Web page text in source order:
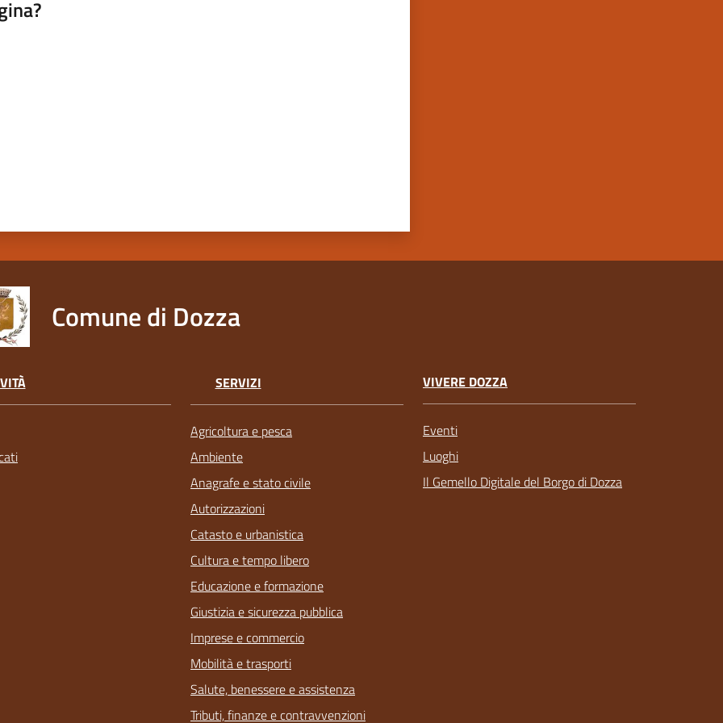
Comune di Dozza
SERVIZI
Agricoltura e pesca
Ambiente
Anagrafe e stato civile
Autorizzazioni
Catasto e urbanistica
Cultura e tempo libero
Educazione e formazione
Giustizia e sicurezza pubblica
Imprese e commercio
Mobilità e trasporti
Salute, benessere e assistenza
Tributi, finanze e contravvenzioni
VIVERE DOZZA
Eventi
Luoghi
Il Gemello Digitale del Borgo di Dozza